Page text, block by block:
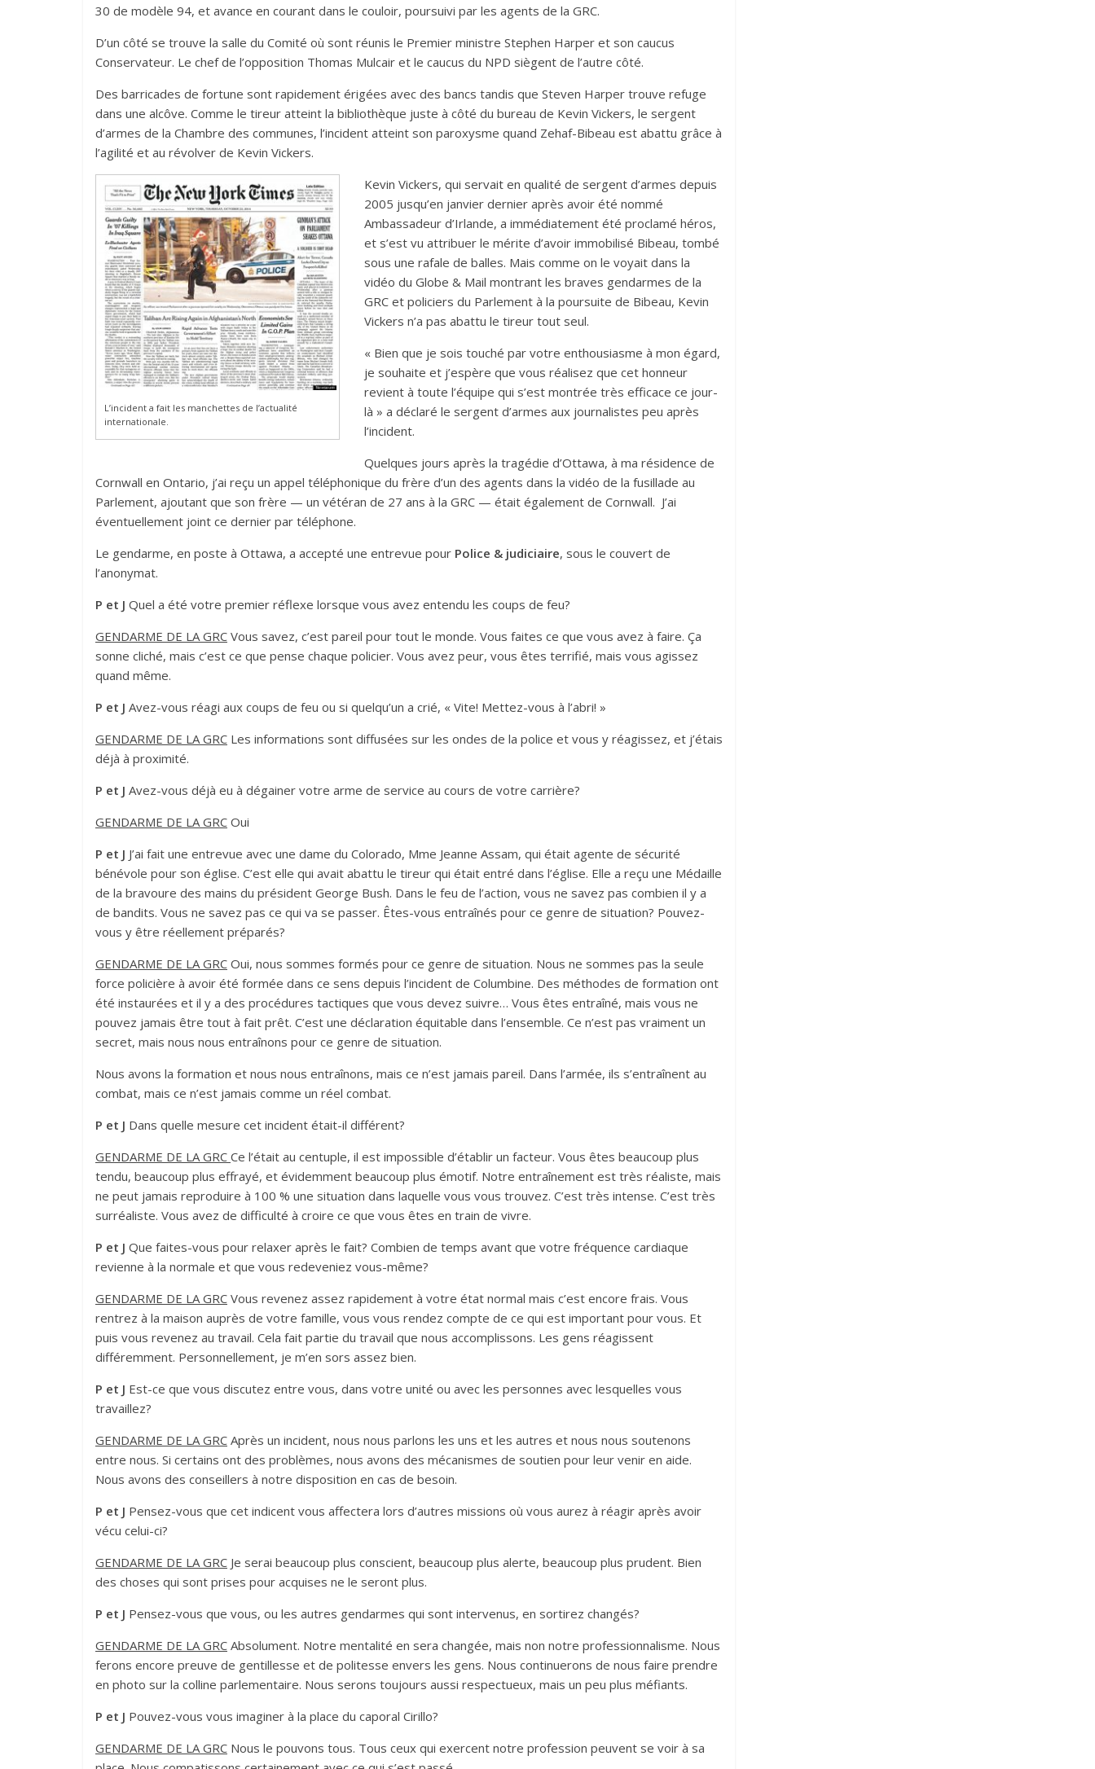
30 de modèle 94, et avance en courant dans le couloir, poursuivi par les agents de la GRC.
D’un côté se trouve la salle du Comité où sont réunis le Premier ministre Stephen Harper et son caucus
Conservateur. Le chef de l’opposition Thomas Mulcair et le caucus du NPD siègent de l’autre côté.
Des barricades de fortune sont rapidement érigées avec des bancs tandis que Steven Harper trouve refuge
dans une alcôve. Comme le tireur atteint la bibliothèque juste à côté du bureau de Kevin Vickers, le sergent
d’armes de la Chambre des communes, l’incident atteint son paroxysme quand Zehaf-Bibeau est abattu grâce à
l’agilité et au révolver de Kevin Vickers.
L’incident a fait les manchettes de l’actualité
internationale.
Kevin Vickers, qui servait en qualité de sergent d’armes depuis
2005 jusqu’en janvier dernier après avoir été nommé
Ambassadeur d’Irlande, a immédiatement été proclamé héros,
et s’est vu attribuer le mérite d’avoir immobilisé Bibeau, tombé
sous une rafale de balles. Mais comme on le voyait dans la
vidéo du Globe & Mail montrant les braves gendarmes de la
GRC et policiers du Parlement à la poursuite de Bibeau, Kevin
Vickers n’a pas abattu le tireur tout seul.
« Bien que je sois touché par votre enthousiasme à mon égard,
je souhaite et j’espère que vous réalisez que cet honneur
revient à toute l’équipe qui s’est montrée très efficace ce jour-
là » a déclaré le sergent d’armes aux journalistes peu après
l’incident.
Quelques jours après la tragédie d’Ottawa, à ma résidence de
Cornwall en Ontario, j’ai reçu un appel téléphonique du frère d’un des agents dans la vidéo de la fusillade au
Parlement, ajoutant que son frère — un vétéran de 27 ans à la GRC — était également de Cornwall. J’ai
éventuellement joint ce dernier par téléphone.
Le gendarme, en poste à Ottawa, a accepté une entrevue pour Police & judiciaire, sous le couvert de
l’anonymat.
P et J Quel a été votre premier réflexe lorsque vous avez entendu les coups de feu?
GENDARME DE LA GRC Vous savez, c’est pareil pour tout le monde. Vous faites ce que vous avez à faire. Ça
sonne cliché, mais c’est ce que pense chaque policier. Vous avez peur, vous êtes terrifié, mais vous agissez
quand même.
P et J Avez-vous réagi aux coups de feu ou si quelqu’un a crié, « Vite! Mettez-vous à l’abri! »
GENDARME DE LA GRC Les informations sont diffusées sur les ondes de la police et vous y réagissez, et j’étais
déjà à proximité.
P et J Avez-vous déjà eu à dégainer votre arme de service au cours de votre carrière?
GENDARME DE LA GRC Oui
P et J J’ai fait une entrevue avec une dame du Colorado, Mme Jeanne Assam, qui était agente de sécurité
bénévole pour son église. C’est elle qui avait abattu le tireur qui était entré dans l’église. Elle a reçu une Médaille
de la bravoure des mains du président George Bush. Dans le feu de l’action, vous ne savez pas combien il y a
de bandits. Vous ne savez pas ce qui va se passer. Êtes-vous entraînés pour ce genre de situation? Pouvez-
vous y être réellement préparés?
GENDARME DE LA GRC Oui, nous sommes formés pour ce genre de situation. Nous ne sommes pas la seule
force policière à avoir été formée dans ce sens depuis l’incident de Columbine. Des méthodes de formation ont
été instaurées et il y a des procédures tactiques que vous devez suivre… Vous êtes entraîné, mais vous ne
pouvez jamais être tout à fait prêt. C’est une déclaration équitable dans l’ensemble. Ce n’est pas vraiment un
secret, mais nous nous entraînons pour ce genre de situation.
Nous avons la formation et nous nous entraînons, mais ce n’est jamais pareil. Dans l’armée, ils s’entraînent au
combat, mais ce n’est jamais comme un réel combat.
P et J Dans quelle mesure cet incident était-il différent?
GENDARME DE LA GRC Ce l’était au centuple, il est impossible d’établir un facteur. Vous êtes beaucoup plus
tendu, beaucoup plus effrayé, et évidemment beaucoup plus émotif. Notre entraînement est très réaliste, mais
ne peut jamais reproduire à 100 % une situation dans laquelle vous vous trouvez. C’est très intense. C’est très
surréaliste. Vous avez de difficulté à croire ce que vous êtes en train de vivre.
P et J Que faites-vous pour relaxer après le fait? Combien de temps avant que votre fréquence cardiaque
revienne à la normale et que vous redeveniez vous-même?
GENDARME DE LA GRC Vous revenez assez rapidement à votre état normal mais c’est encore frais. Vous
rentrez à la maison auprès de votre famille, vous vous rendez compte de ce qui est important pour vous. Et
puis vous revenez au travail. Cela fait partie du travail que nous accomplissons. Les gens réagissent
différemment. Personnellement, je m’en sors assez bien.
P et J Est-ce que vous discutez entre vous, dans votre unité ou avec les personnes avec lesquelles vous
travaillez?
GENDARME DE LA GRC Après un incident, nous nous parlons les uns et les autres et nous nous soutenons
entre nous. Si certains ont des problèmes, nous avons des mécanismes de soutien pour leur venir en aide.
Nous avons des conseillers à notre disposition en cas de besoin.
P et J Pensez-vous que cet indicent vous affectera lors d’autres missions où vous aurez à réagir après avoir
vécu celui-ci?
GENDARME DE LA GRC Je serai beaucoup plus conscient, beaucoup plus alerte, beaucoup plus prudent. Bien
des choses qui sont prises pour acquises ne le seront plus.
P et J Pensez-vous que vous, ou les autres gendarmes qui sont intervenus, en sortirez changés?
GENDARME DE LA GRC Absolument. Notre mentalité en sera changée, mais non notre professionnalisme. Nous
ferons encore preuve de gentillesse et de politesse envers les gens. Nous continuerons de nous faire prendre
en photo sur la colline parlementaire. Nous serons toujours aussi respectueux, mais un peu plus méfiants.
P et J Pouvez-vous vous imaginer à la place du caporal Cirillo?
GENDARME DE LA GRC Nous le pouvons tous. Tous ceux qui exercent notre profession peuvent se voir à sa